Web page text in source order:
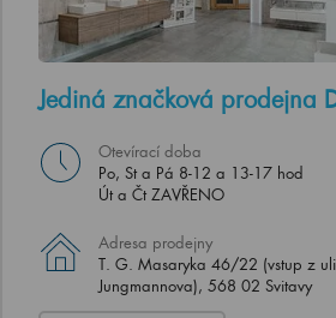
Jediná značková prodejna
Otevírací doba
Po, St a Pá 8-12 a 13-17 hod
Út a Čt ZAVŘENO
Adresa prodejny
T. G. Masaryka 46/22 (vstup z
Jungmannova), 568 02 Svitavy